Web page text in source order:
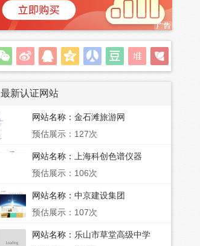
最新认证网站
网站名称： 金石滩旅游网
预估展示：127次
网站名称：
上海科创色谱仪器
预估展示：106次
网站名称： 中京建设集团
预估展示：107次
网站名称： 乐山市草堂高级中学